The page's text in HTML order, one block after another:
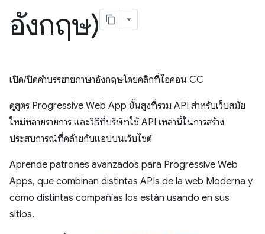
อังกฤษ)
เปิด/ปิดคำบรรยายภาษาอังกฤษโดยคลิกที่ไอคอน CC
ดูสูตร Progressive Web App ขั้นสูงที่รวม API สำหรับเว็บสมัย
ใหม่หลายรายการ และวิธีที่บริษัทใช้ API เหล่านี้ในการสร้าง
ประสบการณ์ที่คล้ายกับแอปบนเว็บไซต์
Aprende patrones avanzados para Progressive Web
Apps, que combinan distintas APIs de la web Moderna y
cómo distintas compañías los están usando en sus
sitios.